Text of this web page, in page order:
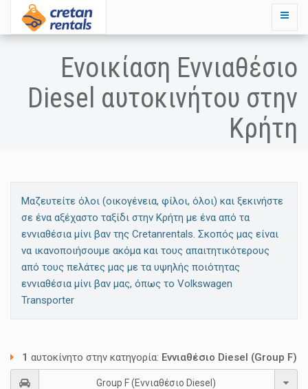
Ενοικίαση Εννιαθέσιο
Diesel αυτοκινήτου στην
Κρήτη
Μαζευτείτε όλοι (οικογένεια, φίλοι, όλοι) και ξεκινήστε
σε ένα αξέχαστο ταξίδι στην Κρήτη με ένα από τα
εννιαθέσια μίνι βαν της Cretanrentals. Σκοπός μας είναι
να ικανοποιήσουμε ακόμα και τους απαιτητικότερους
από τους πελάτες μας με τα υψηλής ποιότητας
εννιαθέσια μίνι βαν μας, όπως το Volkswagen
Transporter
1 αυτοκίνητο στην κατηγορία: Εννιαθέσιο Diesel (Group F)
Group F (Εννιαθέσιο Diesel)